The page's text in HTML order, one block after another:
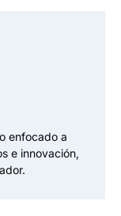
enfocado a
e innovación,